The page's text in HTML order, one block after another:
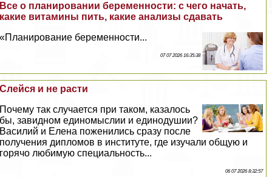
Все о планировании беременности: с чего начать,
какие витамины пить, какие анализы сдавать
«Планирование беременности...
07 07 2026 16:35:38
Слейся и не расти
Почему так случается при таком, казалось
бы, завидном единомыслии и единодушии?
Василий и Елена поженились сразу после
получения дипломов в институте, где изучали общую и
горячо любимую специальность...
06 07 2026 8:32:57